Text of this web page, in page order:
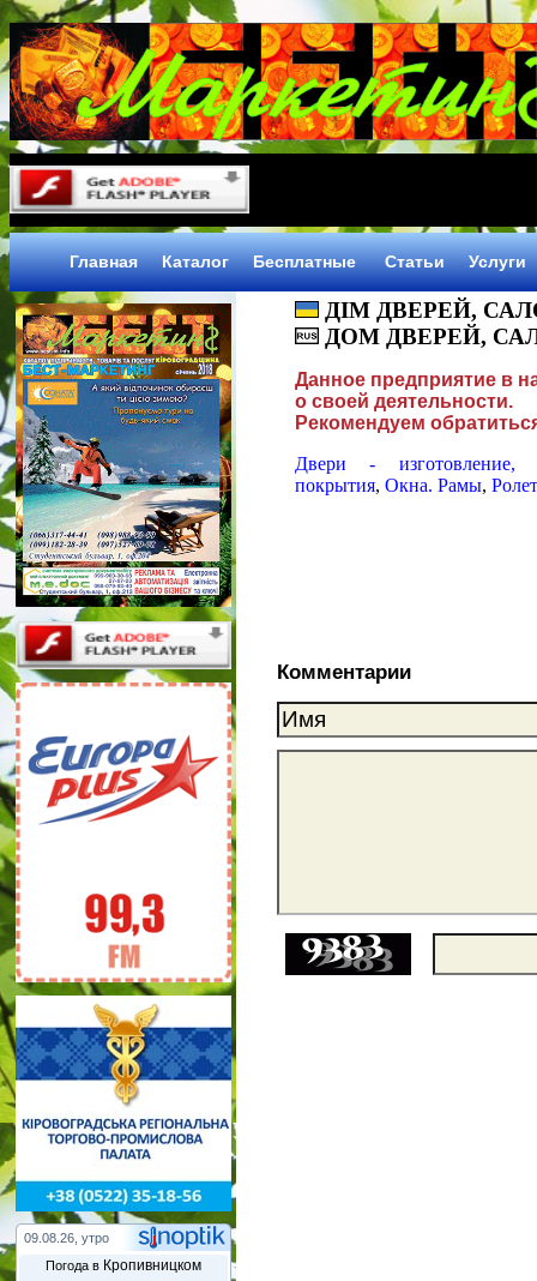
Главная Каталог Бесплатные Статьи Услуги
09.08.26, утро
Погода в Кропивницком
ДІМ ДВЕРЕЙ,
ДОМ ДВЕРЕЙ,
Данное предприятие в
о своей деятельности.
Рекомендуем
Двери - изготовление,
покрытия, Окна. Рамы,
Комментарии